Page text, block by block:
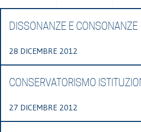
DISSONANZE E CONSONANZE
28 DICEMBRE 2012
CONSERVATORISMO
27 DICEMBRE 2012